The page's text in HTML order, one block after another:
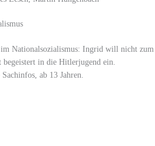
im Nationalsozialismus: Ingrid will nicht zum
in die Hitlerjugend ein.
ab 13 Jahren.